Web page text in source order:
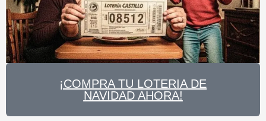
¡COMPRA TU LOTERIA DE
NAVIDAD AHORA!